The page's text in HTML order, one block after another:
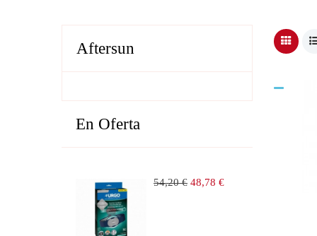
Aftersun
En Oferta
Precio
54,20 € Precio
48,78 €